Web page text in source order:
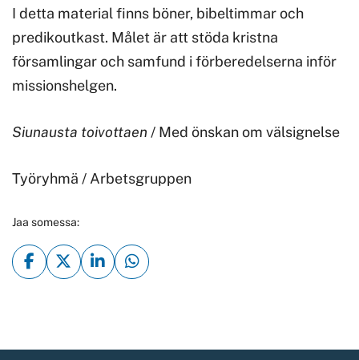
I detta material finns böner, bibeltimmar och
predikoutkast. Målet är att stöda kristna
församlingar och samfund i förberedelserna inför
missionshelgen.
Siunausta toivottaen / Med önskan om välsignelse
Työryhmä / Arbetsgruppen
Jaa somessa: